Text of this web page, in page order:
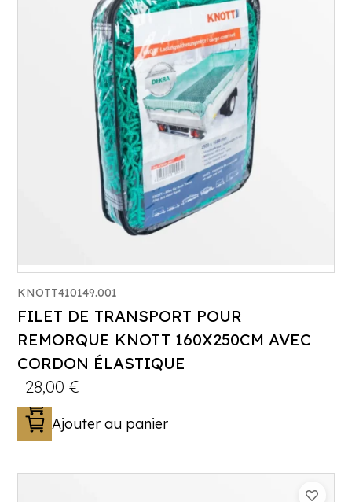
KNOTT410149.001
FILET DE TRANSPORT POUR
REMORQUE KNOTT 160X250CM AVEC
CORDON ÉLASTIQUE
28,00€
Ajouter au panier